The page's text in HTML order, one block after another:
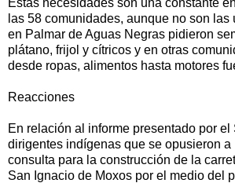
las 58 comunidades, aunque no son
en Palmar de Aguas Negras pidieron
plátano, frijol y cítricos y en otras
desde ropas, alimentos hasta motores
Reacciones
En relación al informe presentado por el
dirigentes indígenas que se opusieron
consulta para la construcción de la
San Ignacio de Moxos por el medio del